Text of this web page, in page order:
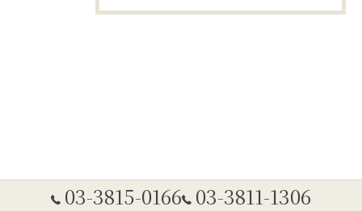
03-3815-0166 03-3811-1306